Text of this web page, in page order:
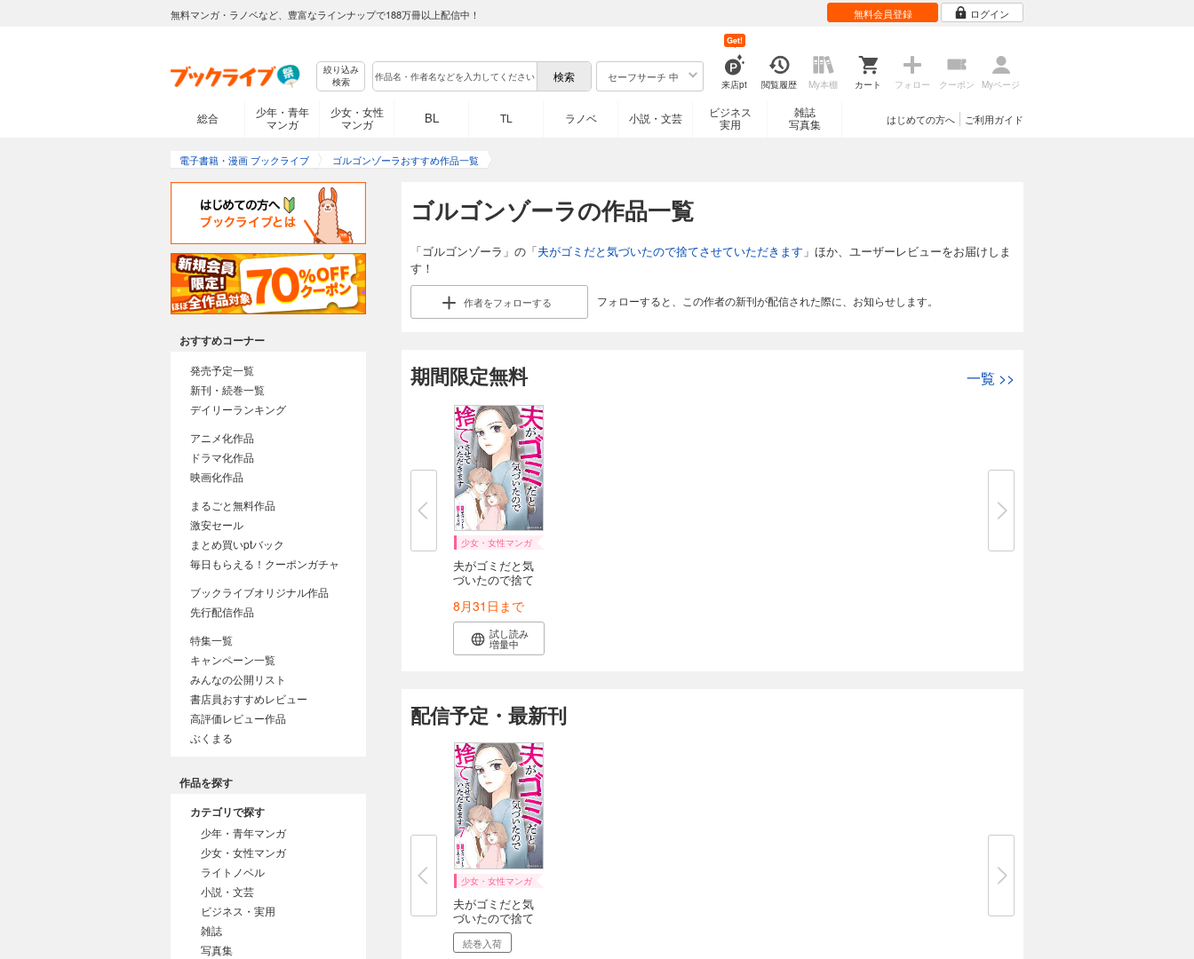
無料マンガ・ラノベなど、豊富なラインナップで188万冊以上配信中！ 無料会員登録 ログイン
絞り込み
検索
セーフサーチ 中
来店pt
Get!
閲覧履歴 My本棚 カート フォロー クーポン Myページ
総合
少年・青年
マンガ
少女・女性
マンガ
BL TL ラノベ 小説・文芸
ビジネス
実用
雑誌
写真集
ご利用ガイド
はじめての方へ
電子書籍・漫画 ブックライブ ゴルゴンゾーラおすすめ作品一覧
ゴルゴンゾーラの作品一覧
「ゴルゴンゾーラ」の「夫がゴミだと気づいたので捨てさせていただきます 」ほか、ユーザーレビューをお届けしま
す！
作者をフォローする フォローすると、この作者の新刊が配信された際に、お知らせします。
期間限定無料 一覧 >>
少女・女性マンガ
夫がゴミだと気
づいたので捨て
8月31日まで
試し読み
増量中
配信予定・最新刊
少女・女性マンガ
夫がゴミだと気
づいたので捨て
さ...
続巻入荷
おすすめコーナー
発売予定一覧
新刊・続巻一覧
デイリーランキング
アニメ化作品
ドラマ化作品
映画化作品
まるごと無料作品
激安セール
まとめ買いptバック
毎日もらえる！クーポンガチャ
ブックライブオリジナル作品
先行配信作品
特集一覧
キャンペーン一覧
みんなの公開リスト
書店員おすすめレビュー
高評価レビュー作品
ぶくまる
作品を探す
カテゴリで探す
少年・青年マンガ
少女・女性マンガ
ライトノベル
小説・文芸
ビジネス・実用
雑誌
写真集